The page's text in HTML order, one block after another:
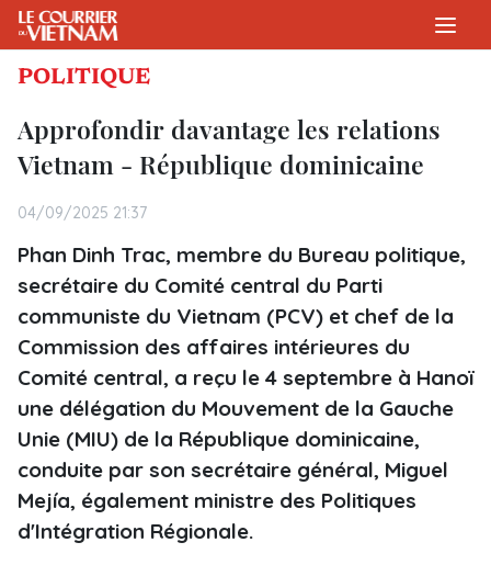
POLITIQUE
Approfondir davantage les relations
Vietnam - République dominicaine
04/09/2025 21:37
Phan Dinh Trac, membre du Bureau politique,
secrétaire du Comité central du Parti
communiste du Vietnam (PCV) et chef de la
Commission des affaires intérieures du
Comité central, a reçu le 4 septembre à Hanoï
une délégation du Mouvement de la Gauche
Unie (MIU) de la République dominicaine,
conduite par son secrétaire général, Miguel
Mejía, également ministre des Politiques
d'Intégration Régionale.